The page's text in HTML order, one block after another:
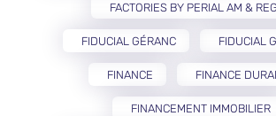
FACTORIES BY PERIAL AM &
FIDUCIAL GÉRANC FIDUCIAL
FINANCE FINANCE
FINANCEMENT IMMOBILIER